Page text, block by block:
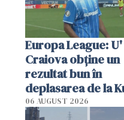
Europa League: U'
Craiova obține un
rezultat bun în
deplasarea de la
06 AUGUST 2026